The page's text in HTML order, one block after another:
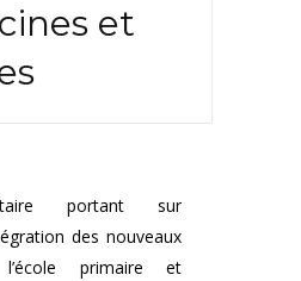
et
portant sur
des nouveaux
primaire et